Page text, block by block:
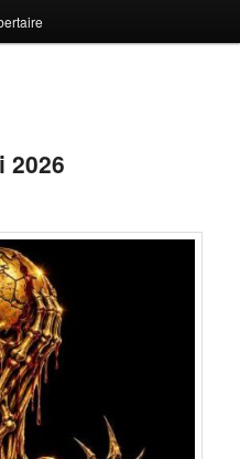
2026